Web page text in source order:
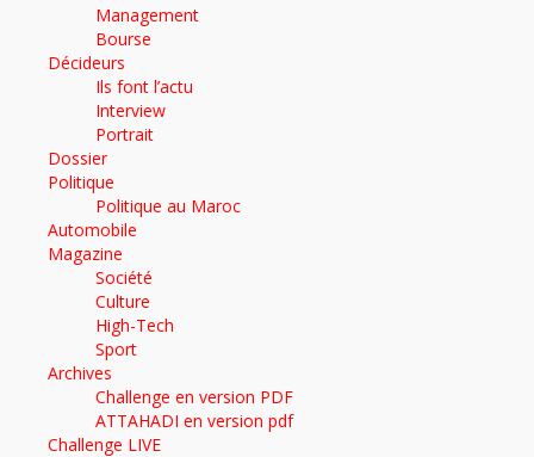
Management
Bourse
Décideurs
Ils font l’actu
Interview
Portrait
Dossier
Politique
Politique au Maroc
Automobile
Magazine
Société
Culture
High-Tech
Sport
Archives
Challenge en version PDF
ATTAHADI en version pdf
Challenge LIVE